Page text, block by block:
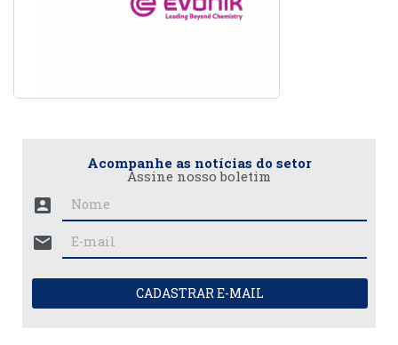
Acompanhe as notícias do setor
Assine nosso boletim
account_box
mail
CADASTRAR E-MAIL